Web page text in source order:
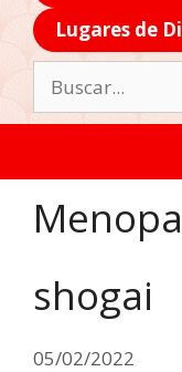
Lugares de
shogai
05/02/2022